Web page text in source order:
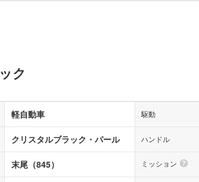
ク
軽自動車 駆動
クリスタルブラック・パール ハンドル
末尾（845） ミッション